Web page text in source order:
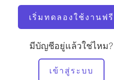
เริ่มทดลองใช้งานฟรี
มีบัญชีอยู่แล้วใช่ไหม?
เข้าสู่ระบบ
เวลาวิดีโอ
อุปกรณ์ที่ต้องใช้